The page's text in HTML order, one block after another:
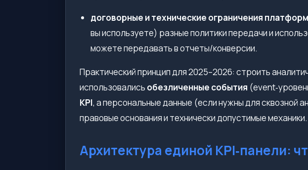
договорные и технические ограничения платформ
вы используете) разные политики передачи и
можете передавать в отчеты/конверсии.
Практический принцип для 2025–2026: строить
использовались обезличенные события
KPI, а персональные данные (если нужны для сквозной
правовые основания и технически допустимые механики.
Архитектура единой KPI‑панели: